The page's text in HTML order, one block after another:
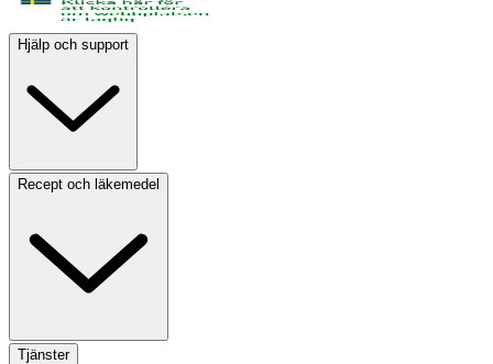
Hjälp och support
Recept och läkemedel
Tjänster